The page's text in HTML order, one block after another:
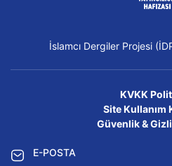
İslamcı Dergiler Projesi
KVKK
Site Kullanım
Güvenlik &